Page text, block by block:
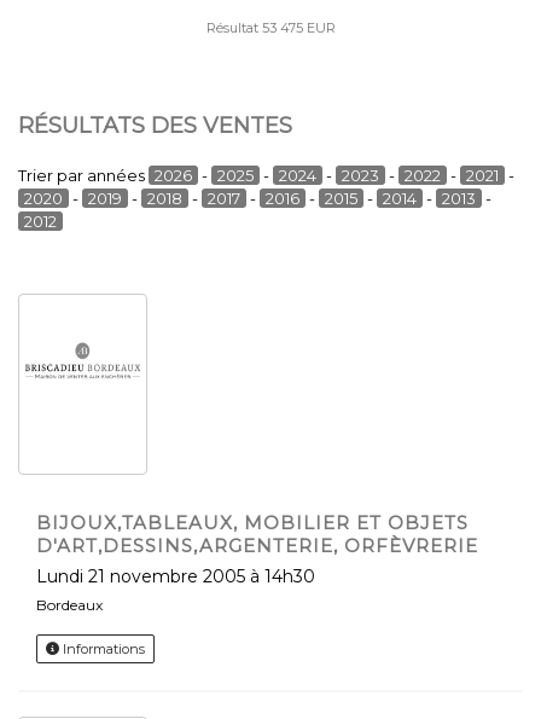
Résultat 53 475 EUR
RÉSULTATS DES VENTES
Trier par années 2026 - 2025 - 2024 - 2023 - 2022 - 2021 -
2020 - 2019 - 2018 - 2017 - 2016 - 2015 - 2014 - 2013 -
2012
BIJOUX,TABLEAUX, MOBILIER ET OBJETS
D'ART,DESSINS,ARGENTERIE, ORFÈVRERIE
lundi 21 novembre 2005 à 14h30
Bordeaux
Informations